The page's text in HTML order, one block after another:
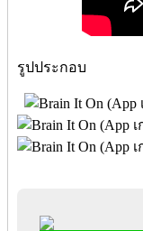
รูปประกอบ